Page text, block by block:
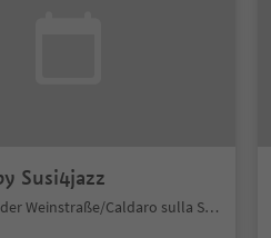
Susi4jazz
Kaltern an der Weinstraße/Caldaro sulla Strada del Vino, Alto Adige Wine Road